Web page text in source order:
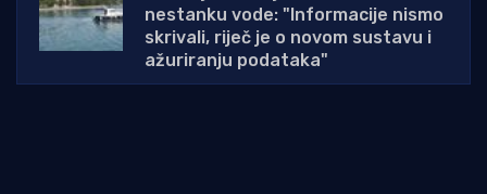
nestanku vode: "Informacije nismo
skrivali, riječ je o novom sustavu i
ažuriranju podataka"